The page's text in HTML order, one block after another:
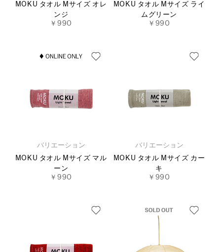
MOKU タオル Mサイズ オレ
ンジ
￥990
MOKU タオル Mサイズ ライ
ムグリーン
￥990
バリエーション
MOKU タオル Mサイズ マル
ーン
￥990
バリエーション
MOKU タオル Mサイズ カー
キ
￥990